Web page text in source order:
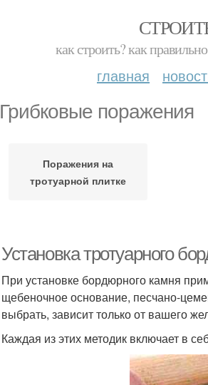
как строить? как
главная
Грибковые поражения
Поражения на
тротуарной плитке
Установка тротуарного
При установке бордюрного камня
щебеночное основание, песчано-
выбрать, зависит только от вашего
Каждая из этих методик включает в